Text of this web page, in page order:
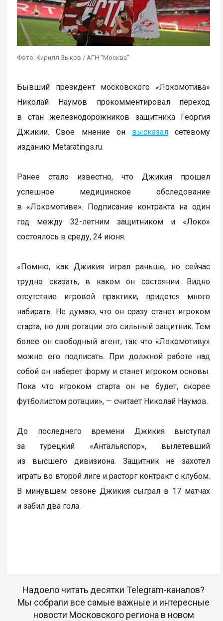
Фото: Кирилл Зыков / АГН "Москва"
Бывший президент московского «Локомотива»
Николай Наумов прокомментировал переход
в стан железнодорожников защитника Георгия
Джикии. Свое мнение он высказал сетевому
изданию Metaratings.ru.
Ранее стало известно, что Джикия прошел
успешное медицинское обследование
в «Локомотиве». Подписание контракта на один
год между 32-летним защитником и «Локо»
состоялось в среду, 24 июня.
«Помню, как Джикия играл раньше, но сейчас
трудно сказать, в каком он состоянии. Видно
отсутствие игровой практики, придется много
набирать. Не думаю, что он сразу станет игроком
старта, но для ротации это сильный защитник. Тем
более он свободный агент, так что «Локомотиву»
можно его подписать. При должной работе над
собой он наберет форму и станет игроком основы.
Пока что игроком старта он не будет, скорее
футболистом ротации», — считает Николай Наумов.
До последнего времени Джикия выступал
за турецкий «Антальяспор», вылетевший
из высшего дивизиона. Защитник не захотел
играть во второй лиге и расторг контракт с клубом.
В минувшем сезоне Джикия сыграл в 17 матчах
и забил два гола.
Надоело читать десятки Telegram-каналов?
Мы собрали все самые важные и интересные
новости Московского региона в новом